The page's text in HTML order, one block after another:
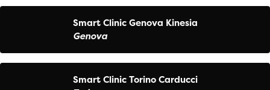
Smart Clinic Genova Kinesia
Genova
Smart Clinic Torino Carducci